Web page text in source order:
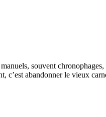
souvent
c’est abandonner le vieux